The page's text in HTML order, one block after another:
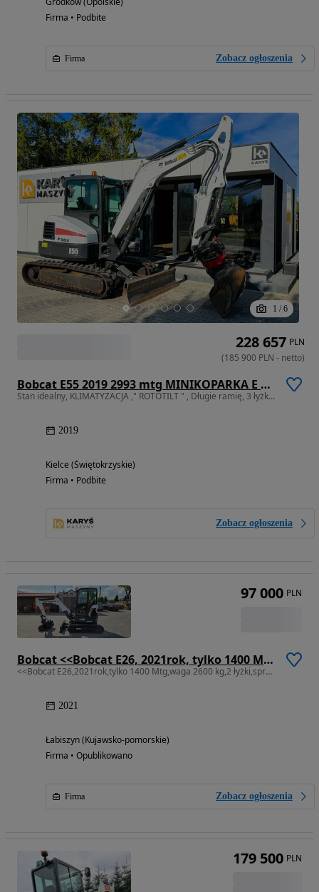
Firma • Podbite
Firma Zobacz ogłoszenia
1 / 6
Bobcat E55 2019 2993 mtg MINIKOPARKA E 55 Z E55Z 50 45 E50 E45 62 E62
Stan idealny, KLIMATYZACJA ," ROTOTILT " , Długie ramię, 3 łyżki !!
2019
Kielce (Świętokrzyskie)
Firma • Podbite
Zobacz ogłoszenia
228 657 PLN
(185 900 PLN - netto)
Bobcat <<Bobcat E26, 2021rok, tylko 1400 Mtg, waga 2600 kg, 2 łyżki, sprowadzona>>
<<Bobcat E26,2021rok,tylko 1400 Mtg,waga 2600 kg,2 łyżki,sprowadzona>>
2021
Łabiszyn (Kujawsko-pomorskie)
Firma • Opublikowano
Firma Zobacz ogłoszenia
97 000 PLN
179 500 PLN